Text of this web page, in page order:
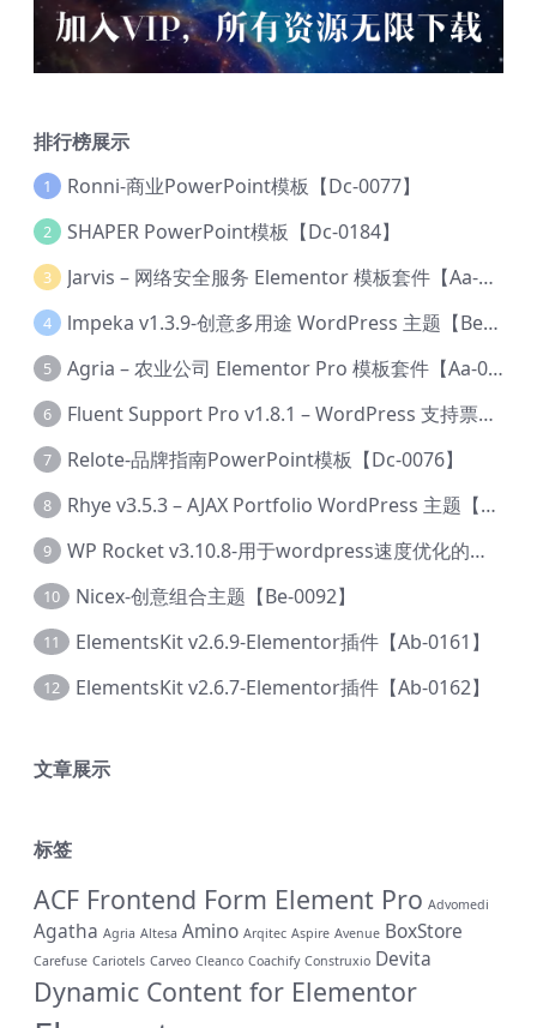
排行榜展示
1 Ronni-商业PowerPoint模板【Dc-0077】
2 SHAPER PowerPoint模板【Dc-0184】
3 Jarvis – 网络安全服务 Elementor 模板套件【Aa-0035】
4 lmpeka v1.3.9-创意多用途 WordPress 主题【Be-0064】
5 Agria – 农业公司 Elementor Pro 模板套件【Aa-0003】
6 Fluent Support Pro v1.8.1 – WordPress 支持票务系统【Cc-0041】
7 Relote-品牌指南PowerPoint模板【Dc-0076】
8 Rhye v3.5.3 – AJAX Portfolio WordPress 主题【Bi-0049】
9 WP Rocket v3.10.8-用于wordpress速度优化的缓存加速插件【Cd-0019】
10 Nicex-创意组合主题【Be-0092】
11 ElementsKit v2.6.9-Elementor插件【Ab-0161】
12 ElementsKit v2.6.7-Elementor插件【Ab-0162】
文章展示
标签
ACF Frontend Form Element Pro Advomedi
Agatha Agria Altesa Amino Arqitec Aspire Avenue BoxStore
Carefuse Cariotels Carveo Cleanco Coachify Construxio Devita
Dynamic Content for Elementor